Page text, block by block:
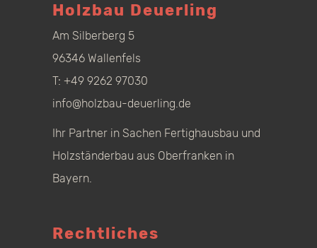
Holzbau Deuerling
Am Silberberg 5
96346 Wallenfels
T: +49 9262 97030
info@holzbau-deuerling.de
Ihr Partner in Sachen Fertighausbau und
Holzständerbau aus Oberfranken in
Bayern.
Rechtliches